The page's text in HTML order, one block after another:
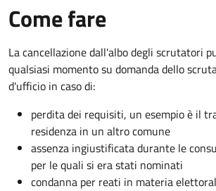
Come fare
La cancellazione dall'albo degli scrutatori
qualsiasi momento su domanda dello
d'ufficio in caso di:
perdita dei requisiti, un esempio è il
residenza in un altro comune
assenza ingiustificata durante le
per le quali si era stati nominati
condanna per reati in materia